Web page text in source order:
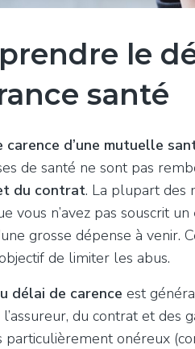
le
santé
carence d’une mutuelle
de santé ne sont pas
du contrat. La plupart des
vous n’avez pas souscrit un
grosse dépense à venir.
de limiter les abus.
délai de carence est
du contrat et des
onéreux